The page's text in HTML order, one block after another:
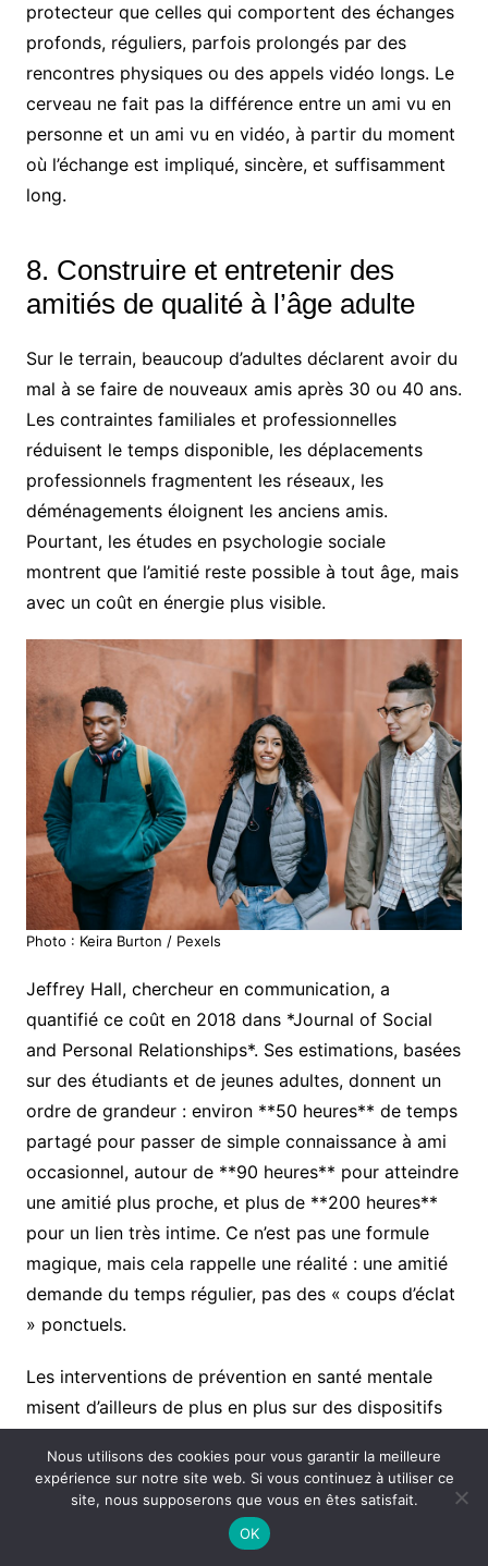
protecteur que celles qui comportent des échanges
profonds, réguliers, parfois prolongés par des
rencontres physiques ou des appels vidéo longs. Le
cerveau ne fait pas la différence entre un ami vu en
personne et un ami vu en vidéo, à partir du moment
où l’échange est impliqué, sincère, et suffisamment
long.
8. Construire et entretenir des
amitiés de qualité à l’âge adulte
Sur le terrain, beaucoup d’adultes déclarent avoir du
mal à se faire de nouveaux amis après 30 ou 40 ans.
Les contraintes familiales et professionnelles
réduisent le temps disponible, les déplacements
professionnels fragmentent les réseaux, les
déménagements éloignent les anciens amis.
Pourtant, les études en psychologie sociale
montrent que l’amitié reste possible à tout âge, mais
avec un coût en énergie plus visible.
Photo : Keira Burton / Pexels
Jeffrey Hall, chercheur en communication, a
quantifié ce coût en 2018 dans *Journal of Social
and Personal Relationships*. Ses estimations, basées
sur des étudiants et de jeunes adultes, donnent un
ordre de grandeur : environ **50 heures** de temps
partagé pour passer de simple connaissance à ami
occasionnel, autour de **90 heures** pour atteindre
une amitié plus proche, et plus de **200 heures**
pour un lien très intime. Ce n’est pas une formule
magique, mais cela rappelle une réalité : une amitié
demande du temps régulier, pas des « coups d’éclat
» ponctuels.
Les interventions de prévention en santé mentale
misent d’ailleurs de plus en plus sur des dispositifs
groupes de marche, clubs de lecture, ateliers de
cuisine, projets associatifs. Une revue dans *BMC
Public Health* en 2020 montre que les programmes
Nous utilisons des cookies pour vous garantir la meilleure
expérience sur notre site web. Si vous continuez à utiliser ce
site, nous supposerons que vous en êtes satisfait.
OK